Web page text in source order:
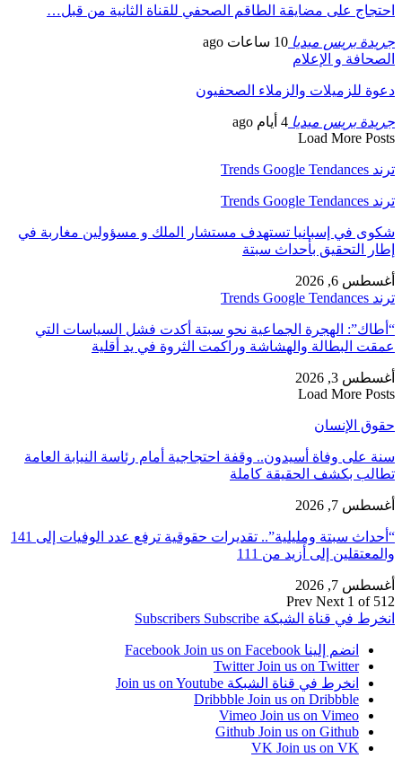
احتجاج على مضايقة الطاقم الصحفي للقناة الثانية من قبل…
جريدة بريس ميديا 10 ساعات ago
الصحافة و الإعلام
دعوة للزميلات والزملاء الصحفيون
جريدة بريس ميديا 4 أيام ago
Load More Posts
ترند Trends Google Tendances
ترند Trends Google Tendances
شكوى في إسبانيا تستهدف مستشار الملك و مسؤولين مغاربة في
إطار التحقيق بأحداث سبتة
أغسطس 6, 2026
ترند Trends Google Tendances
“أطاك”: الهجرة الجماعية نحو سبتة أكدت فشل السياسات التي
عمقت البطالة والهشاشة وراكمت الثروة في يد أقلية
أغسطس 3, 2026
Load More Posts
حقوق الإنسان
سنة على وفاة أسيدون.. وقفة احتجاجية أمام رئاسة النيابة العامة
تطالب بكشف الحقيقة كاملة
أغسطس 7, 2026
“أحداث سبتة ومليلية”.. تقديرات حقوقية ترفع عدد الوفيات إلى 141
والمعتقلين إلى أزيد من 111
أغسطس 7, 2026
Prev Next 1 of 512
انخرط في قناة الشبكة
Subscribers Subscribe
انضم إلينا Facebook Join us on Facebook
Twitter Join us on Twitter
انخرط في قناة الشبكة Join us on Youtube
Dribbble Join us on Dribbble
Vimeo Join us on Vimeo
Github Join us on Github
VK Join us on VK